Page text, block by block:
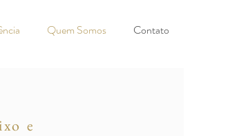
Quem Somos Contato
e